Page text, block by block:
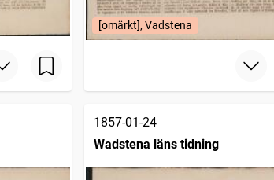
[omärkt], Vadstena
1857-01-24
Wadstena läns tidning